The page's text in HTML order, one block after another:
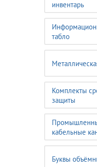
инвентарь
табло
Комплекты
защиты
кабельные
Буквы